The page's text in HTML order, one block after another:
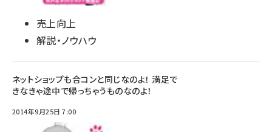
売上向上
解説・ノウハウ
ネットショップも合コンと同じなのよ！ 満足で
きなきゃ途中で帰っちゃうものなのよ！
2014年9月25日 7:00